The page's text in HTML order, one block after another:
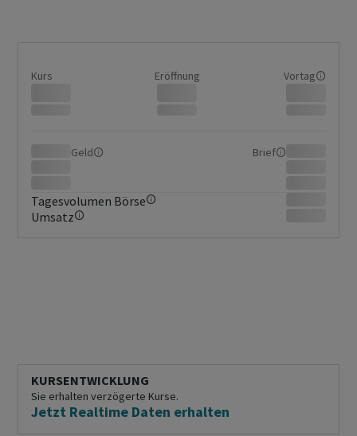
Kurs Eröffnung Vortag
Geld Brief
Tagesvolumen Börse
Umsatz
KURSENTWICKLUNG
Sie erhalten verzögerte Kurse.
Jetzt Realtime Daten erhalten